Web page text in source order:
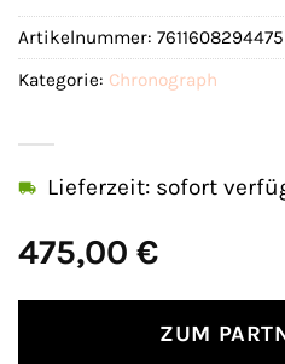
475,00 €
Lieferzeit: sofort
ZUM
Artikelnummer: 7611608294475
Kategorie: Chronograph